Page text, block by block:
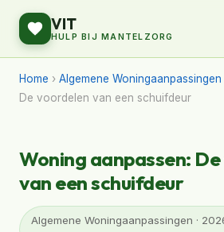
VIT
HULP BIJ MANTELZORG
Home › Algemene Woningaanpassingen
De voordelen van een schuifdeur
Woning aanpassen:
van een schuifdeur
Algemene Woningaanpassingen ·